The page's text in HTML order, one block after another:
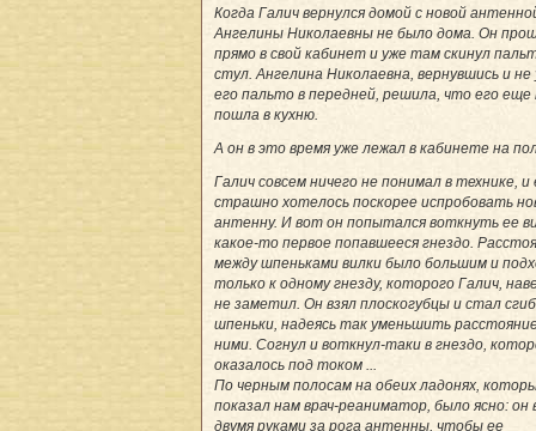
Когда Галич вернулся домой с новой
Ангелины Николаевны не было дома. Он
прямо в свой кабинет и уже там скинул
стул. Ангелина Николаевна, вернувшись и не
его пальто в передней, решила, что его еще
пошла в кухню.
А он в это время уже лежал в кабинете на
Галич совсем ничего не понимал в технике, и
страшно хотелось поскорее испробовать
антенну. И вот он попытался воткнуть ее
какое-то первое попавшееся гнездо.
между шпеньками вилки было большим и
только к одному гнезду, которого Галич,
не заметил. Он взял плоскогубцы и стал
шпеньки, надеясь так уменьшить
ними. Согнул и воткнул-таки в гнездо,
оказалось под током ...
По черным полосам на обеих ладонях,
показал нам врач-реаниматор, было ясно: он
двумя руками за рога антенны, чтобы ее